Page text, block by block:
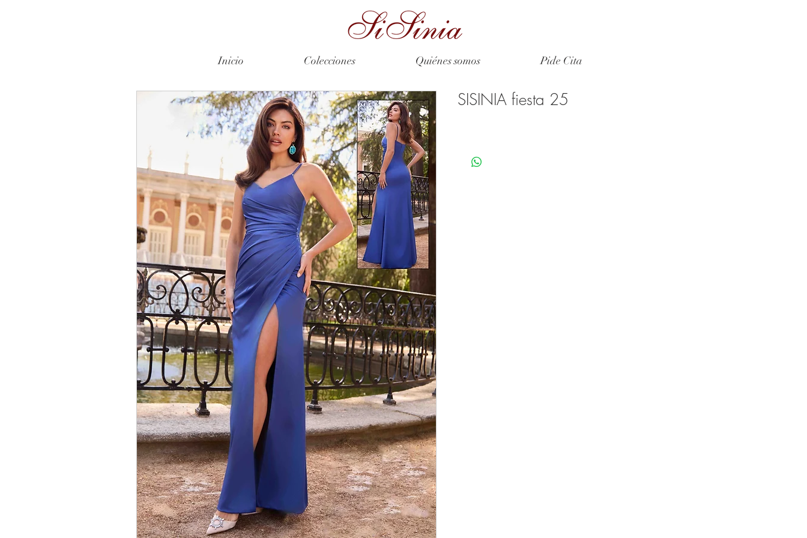
Inicio Colecciones Quiénes somos Pide Cita
SISINIA fiesta 25